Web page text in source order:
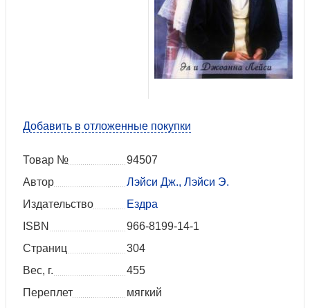
Добавить в отложенные покупки
Товар №
94507
Автор
Лэйси Дж., Лэйси Э.
Издательство
Ездра
ISBN
966-8199-14-1
Страниц
304
Вес, г.
455
Переплет
мягкий